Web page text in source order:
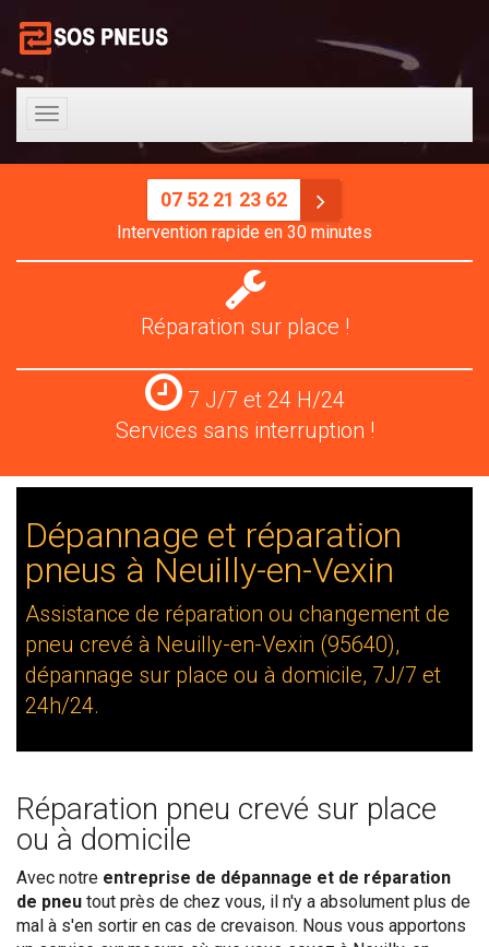
Toggle
navigation
07 52 21 23 62
Intervention rapide en 30 minutes
Réparation
pneus
Réparation sur place !
Services
24
H/24
7 J/7 et 24 H/24
Services sans interruption !
Dépannage et réparation
pneus à Neuilly-en-Vexin
Assistance de réparation ou changement de
pneu crevé à Neuilly-en-Vexin (95640),
dépannage sur place ou à domicile, 7J/7 et
24h/24.
Réparation pneu crevé sur place
ou à domicile
Avec notre entreprise de dépannage et de réparation
de pneu tout près de chez vous, il n'y a absolument plus de
mal à s'en sortir en cas de crevaison. Nous vous apportons